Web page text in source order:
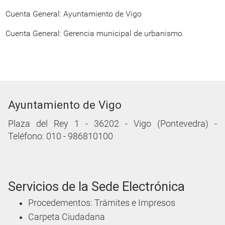
Cuenta General: Ayuntamiento de Vigo
Cuenta General: Gerencia municipal de urbanismo
Ayuntamiento de Vigo
Plaza del Rey 1 - 36202 - Vigo (Pontevedra) -
Teléfono: 010 - 986810100
Servicios de la Sede Electrónica
Procedementos: Trámites e Impresos
Carpeta Ciudadana